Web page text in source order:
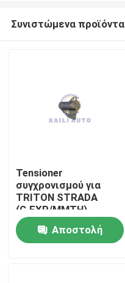
Σπίτι
Προϊόντα
Συνιστώμενα προϊόντα
Tensioner
συγχρονισμού για
TRITON STRADA
(G.EXP/MMTH)
PAJERO 4N15
επαναλείψεων της
ΦΊΑΤ MITSUBISHI
Αποστολή